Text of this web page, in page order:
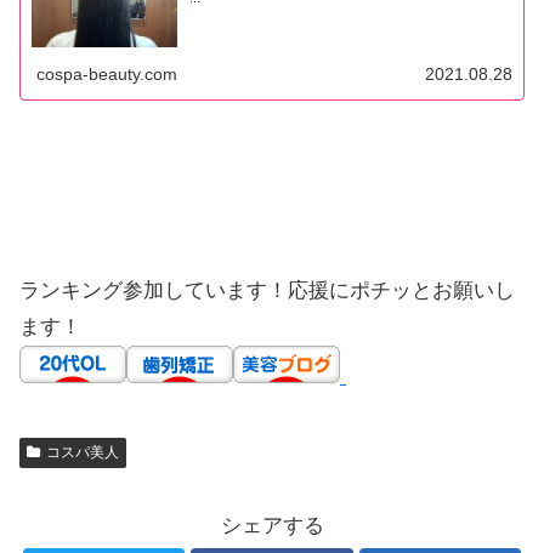
cospa-beauty.com 2021.08.28
ランキング参加しています！応援にポチッとお願いし
ます！
コスパ美人
シェアする